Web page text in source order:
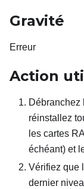
Gravité
Erreur
Action
Débranchez
réinstallez
les cartes
échéant) et
Vérifiez que
dernier